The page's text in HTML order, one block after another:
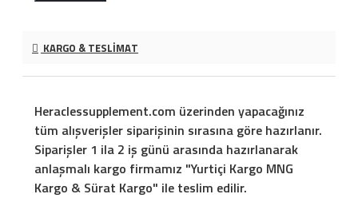
KARGO & TESLIMAT
Heraclessupplement.com üzerinden yapacağınız
tüm alışverişler siparişinin sırasına göre hazırlanır.
Siparişler 1 ila 2 iş günü arasında hazırlanarak
anlaşmalı kargo firmamız "Yurtiçi Kargo MNG
Kargo & Sürat Kargo" ile teslim edilir.